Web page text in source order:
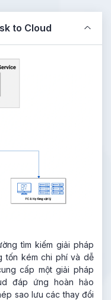
to Cloud
tìm kiếm giải pháp
tốn kém chi phí và dễ
cấp một giải pháp
đáp ứng hoàn hảo
sao lưu các thay đổi